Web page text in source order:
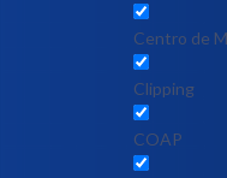
Centro de
Clipping
COAP